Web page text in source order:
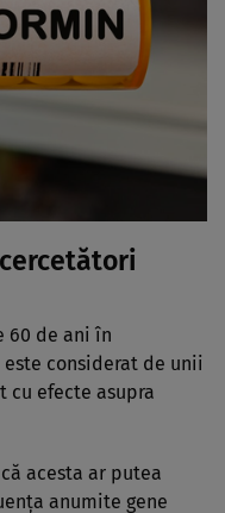
60 de ani în
considerat de unii
efecte asupra
acesta ar putea
anumite gene